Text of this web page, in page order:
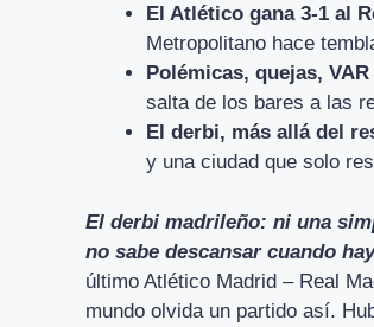
El Atlético gana 3-1 al
Metropolitano hace
Polémicas, quejas,
salta de los bares a las
El derbi, más allá del
y una ciudad que solo
El derbi madrileño: ni una
no sabe descansar cuando
último Atlético Madrid – Real
mundo olvida un partido así.